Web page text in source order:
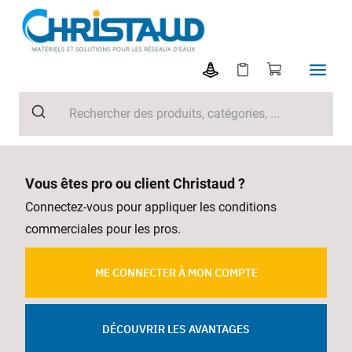
Vous êtes pro ou client Christaud ?
Connectez-vous pour appliquer les conditions
commerciales pour les pros.
ME CONNECTER À MON COMPTE
DÉCOUVRIR LES AVANTAGES